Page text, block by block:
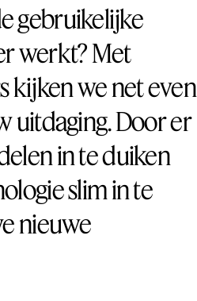
gebruikelijke
werkt? Met
kijken we net even
uitdaging. Door er
in te duiken
slim in te
nieuwe